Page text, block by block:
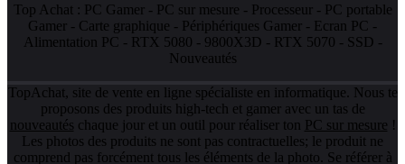
Top Achat : PC Gamer- PC sur mesure - Processeur- PC portable
Gamer - Carte graphique - Périphériques Gamer - Ecran PC -
Alimentation PC - RTX 5080 - 9800X3D - RTX 5070 - SSD -
Nouveautés
TopAchat, site de vente en ligne spécialiste en informatique. Nous te
proposons des produits high-tech et gamer avec un tas de
nouveautés chaque jour et un outil pour réaliser ton PC sur mesure !
Les photos des produits ne sont pas contractuelles; le produit ne
comprend pas forcément tous les éléments de la photo. Se référer à